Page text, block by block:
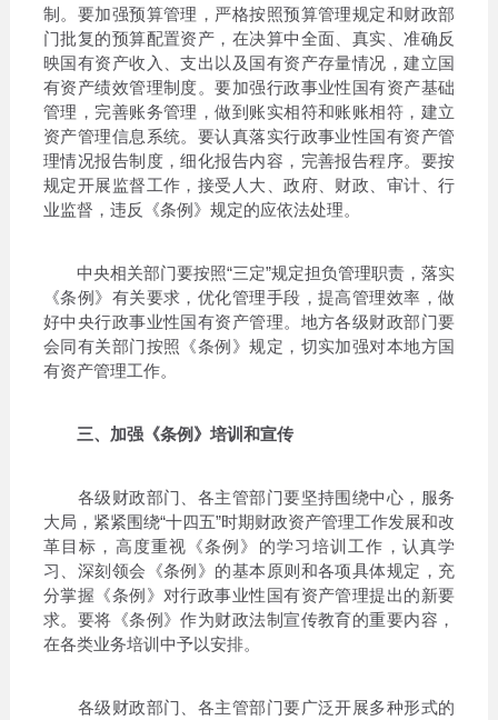
制。要加强预算管理，严格按照预算管理规定和财政部
门批复的预算配置资产，在决算中全面、真实、准确反
映国有资产收入、支出以及国有资产存量情况，建立国
有资产绩效管理制度。要加强行政事业性国有资产基础
管理，完善账务管理，做到账实相符和账账相符，建立
资产管理信息系统。要认真落实行政事业性国有资产管
理情况报告制度，细化报告内容，完善报告程序。要按
规定开展监督工作，接受人大、政府、财政、审计、行
业监督，违反《条例》规定的应依法处理。
中央相关部门要按照“三定”规定担负管理职责，落实
《条例》有关要求，优化管理手段，提高管理效率，做
好中央行政事业性国有资产管理。地方各级财政部门要
会同有关部门按照《条例》规定，切实加强对本地方国
有资产管理工作。
三、加强《条例》培训和宣传
各级财政部门、各主管部门要坚持围绕中心，服务
大局，紧紧围绕“十四五”时期财政资产管理工作发展和改
革目标，高度重视《条例》的学习培训工作，认真学
习、深刻领会《条例》的基本原则和各项具体规定，充
分掌握《条例》对行政事业性国有资产管理提出的新要
求。要将《条例》作为财政法制宣传教育的重要内容，
在各类业务培训中予以安排。
各级财政部门、各主管部门要广泛开展多种形式的